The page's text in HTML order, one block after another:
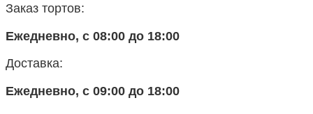
Заказ тортов:
Ежедневно, с 08:00 до 18:00
Доставка:
Ежедневно, с 09:00 до 18:00